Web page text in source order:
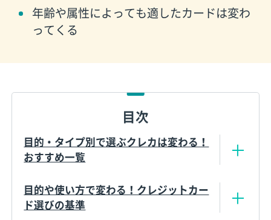
年齢や属性によっても適したカードは変わ
ってくる
目次
目的・タイプ別で選ぶクレカは変わる！
おすすめ一覧
目的や使い方で変わる！クレジットカー
ド選びの基準